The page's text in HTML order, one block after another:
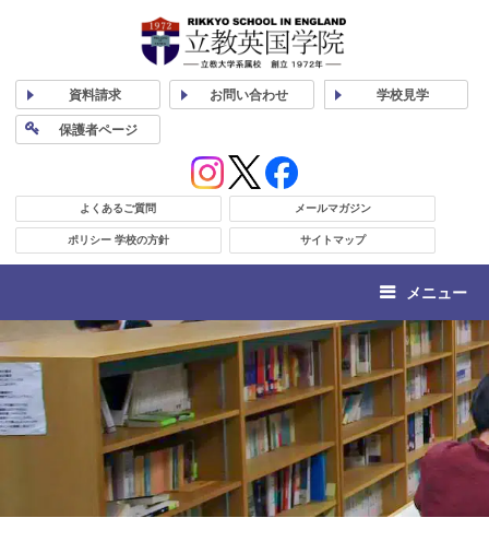
資料請求 お問い合わせ 学校見学
保護者ページ
よくあるご質問 メールマガジン
ポリシー 学校の方針 サイトマップ
メニュー